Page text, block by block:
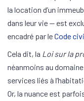
la location d’un
dans leur vie — est
encadré par leCode
Cela dit, la Loi sur la
néanmoins au
services liés à
Or, la nuance est